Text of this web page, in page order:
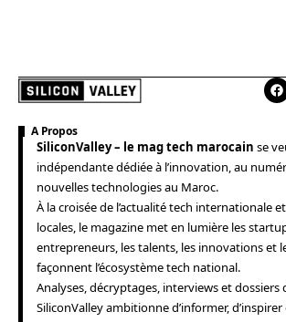
A Propos
SiliconValley – le mag tech marocain se
indépendante dédiée à l’innovation, au
nouvelles technologies au Maroc.
À la croisée de l’actualité tech internationale
locales, le magazine met en lumière les
entrepreneurs, les talents, les innovations et
façonnent l’écosystème tech national.
Analyses, décryptages, interviews et dossiers
SiliconValley ambitionne d’informer,